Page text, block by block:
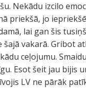
Nekādu izcilo
priekšā, jo
lai gan šis
šajā vakarā. Gribot
ceļojumu.
Esot šeit jau bijis
LV ne pārāk